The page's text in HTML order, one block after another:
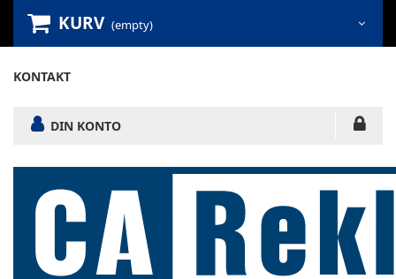
KURV (empty)
KONTAKT
DIN KONTO